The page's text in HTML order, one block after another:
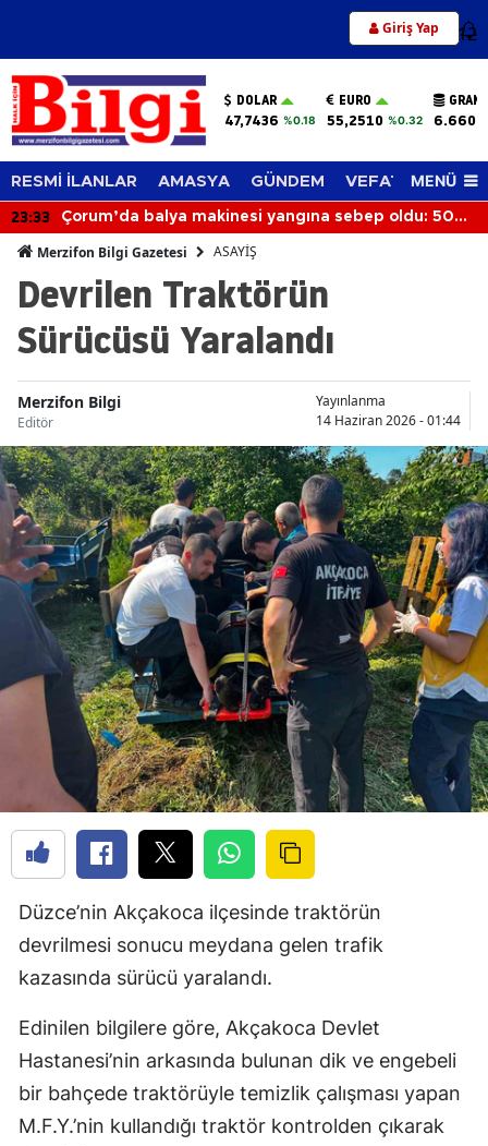
Giriş Yap 12
DOLAR
47,7436 %0.18
EURO
55,2510 %0.32
RESMİ İLANLAR AMASYA GÜNDEM VEFAT EDENLER
MENÜ
23:33
Çorum’da balya makinesi yangına sebep oldu: 500
Merzifon Bilgi Gazetesi ASAYİŞ
Devrilen Traktörün
Sürücüsü Yaralandı
Merzifon Bilgi
Editör
Yayınlanma
14 Haziran 2026 - 01:44
Düzce’nin Akçakoca ilçesinde traktörün
devrilmesi sonucu meydana gelen trafik
kazasında sürücü yaralandı.
Edinilen bilgilere göre, Akçakoca Devlet
Hastanesi’nin arkasında bulunan dik ve engebeli
bir bahçede traktörüyle temizlik çalışması yapan
M.F.Y.’nin kullandığı traktör kontrolden çıkarak